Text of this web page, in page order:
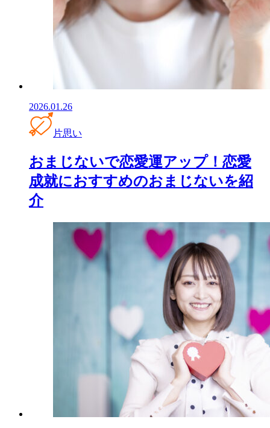
2026.01.26
片思い
おまじないで恋愛運アップ！恋愛
成就におすすめのおまじないを紹
介